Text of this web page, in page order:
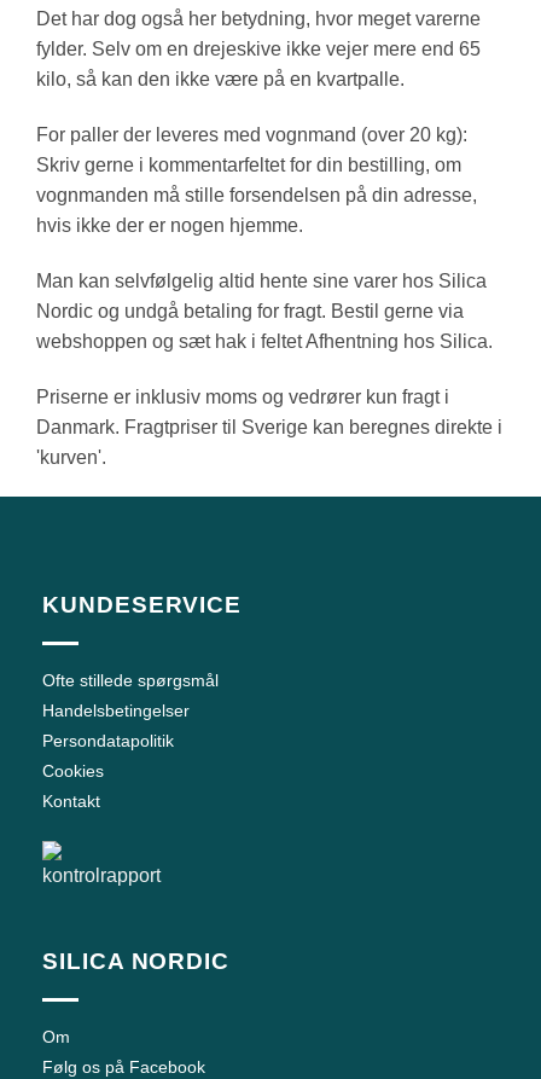
Det har dog også her betydning, hvor meget varerne
fylder. Selv om en drejeskive ikke vejer mere end 65
kilo, så kan den ikke være på en kvartpalle.
For paller der leveres med vognmand (over 20 kg):
Skriv gerne i kommentarfeltet for din bestilling, om
vognmanden må stille forsendelsen på din adresse,
hvis ikke der er nogen hjemme.
Man kan selvfølgelig altid hente sine varer hos Silica
Nordic og undgå betaling for fragt. Bestil gerne via
webshoppen og sæt hak i feltet Afhentning hos Silica.
Priserne er inklusiv moms og vedrører kun fragt i
Danmark. Fragtpriser til Sverige kan beregnes direkte i
'kurven'.
KUNDESERVICE
Ofte stillede spørgsmål
Handelsbetingelser
Persondatapolitik
Cookies
Kontakt
SILICA NORDIC
Om
Følg os på Facebook